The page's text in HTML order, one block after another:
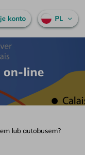
konto PL
on-line
lub autobusem?